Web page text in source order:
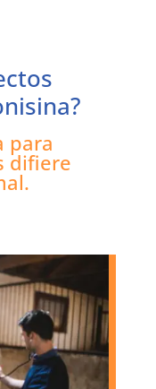
para
difiere